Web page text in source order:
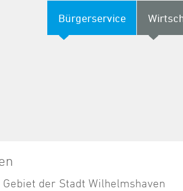
Bürgerservice
der Stadt Wilhelmshaven